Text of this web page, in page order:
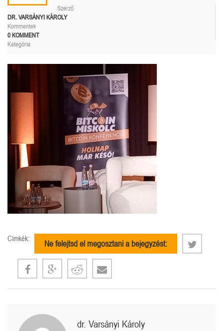
Szerző
DR. VARSÁNYI KÁROLY
Kommentek
0 KOMMENT
Kategória
Címkék:
Ne felejtsd el megosztani a bejegyzést:
dr. Varsányi Károly